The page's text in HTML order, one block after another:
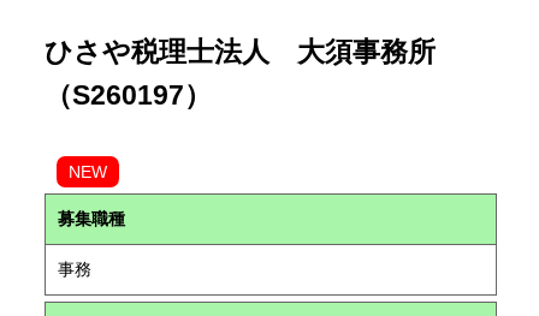
ひさや税理士法人 大須事務所
（S260197）
NEW
募集職種
事務